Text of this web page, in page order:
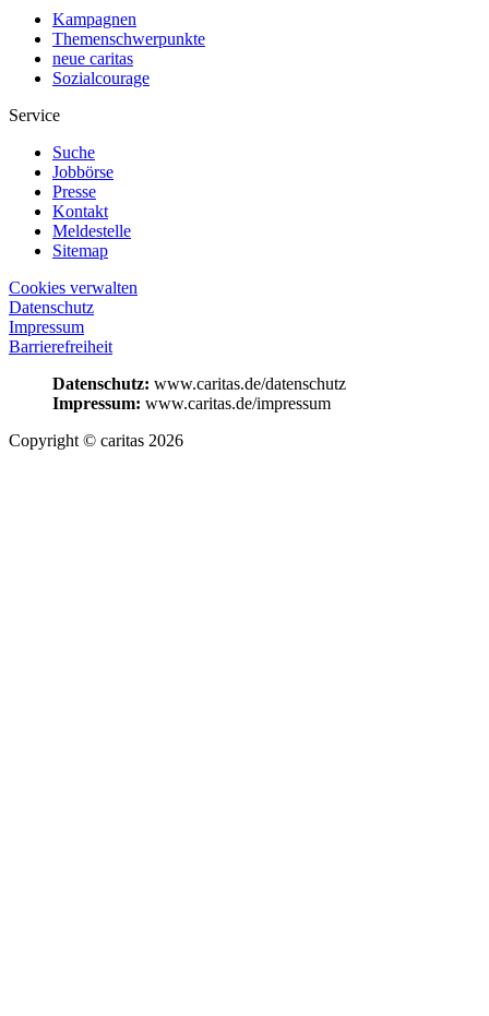
Kampagnen
Themenschwerpunkte
neue caritas
Sozialcourage
Service
Suche
Jobbörse
Presse
Kontakt
Meldestelle
Sitemap
Cookies verwalten
Datenschutz
Impressum
Barrierefreiheit
Datenschutz: www.caritas.de/datenschutz
Impressum: www.caritas.de/impressum
Copyright © caritas 2026